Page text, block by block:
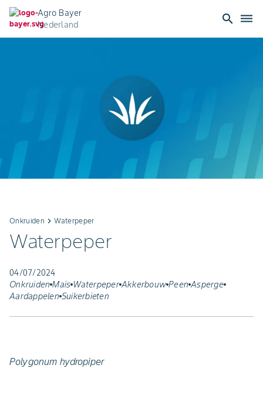
Agro Bayer
Nederland
search dehaze
Onkruiden keyboard_arrow_rightWaterpeper
Waterpeper
04/07/2024
Onkruiden Maïs Waterpeper Akkerbouw Peen Asperge
Aardappelen Suikerbieten
Polygonum hydropiper